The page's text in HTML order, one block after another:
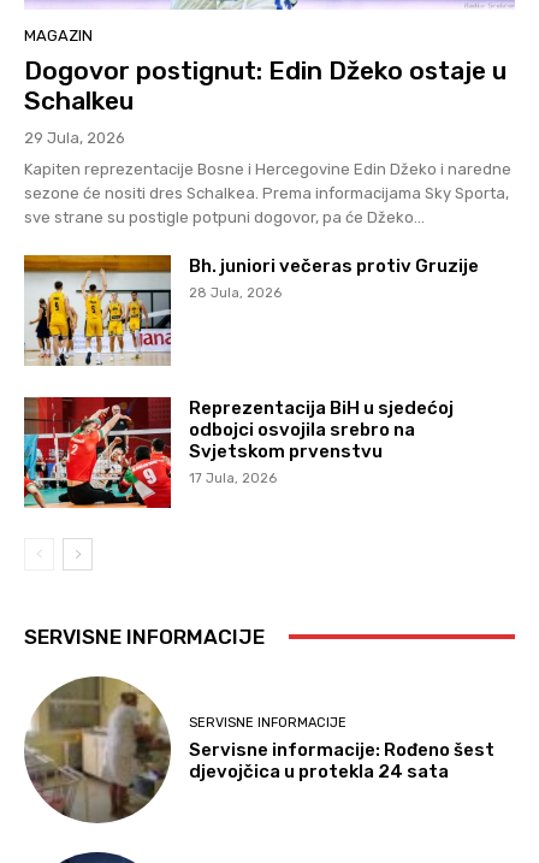
MAGAZIN
Dogovor postignut: Edin Džeko ostaje u
Schalkeu
29 Jula, 2026
Kapiten reprezentacije Bosne i Hercegovine Edin Džeko i naredne
sezone će nositi dres Schalkea. Prema informacijama Sky Sporta,
sve strane su postigle potpuni dogovor, pa će Džeko...
Bh. juniori večeras protiv Gruzije
28 Jula, 2026
Reprezentacija BiH u sjedećoj
odbojci osvojila srebro na
Svjetskom prvenstvu
17 Jula, 2026
SERVISNE INFORMACIJE
SERVISNE INFORMACIJE
Servisne informacije: Rođeno šest
djevojčica u protekla 24 sata